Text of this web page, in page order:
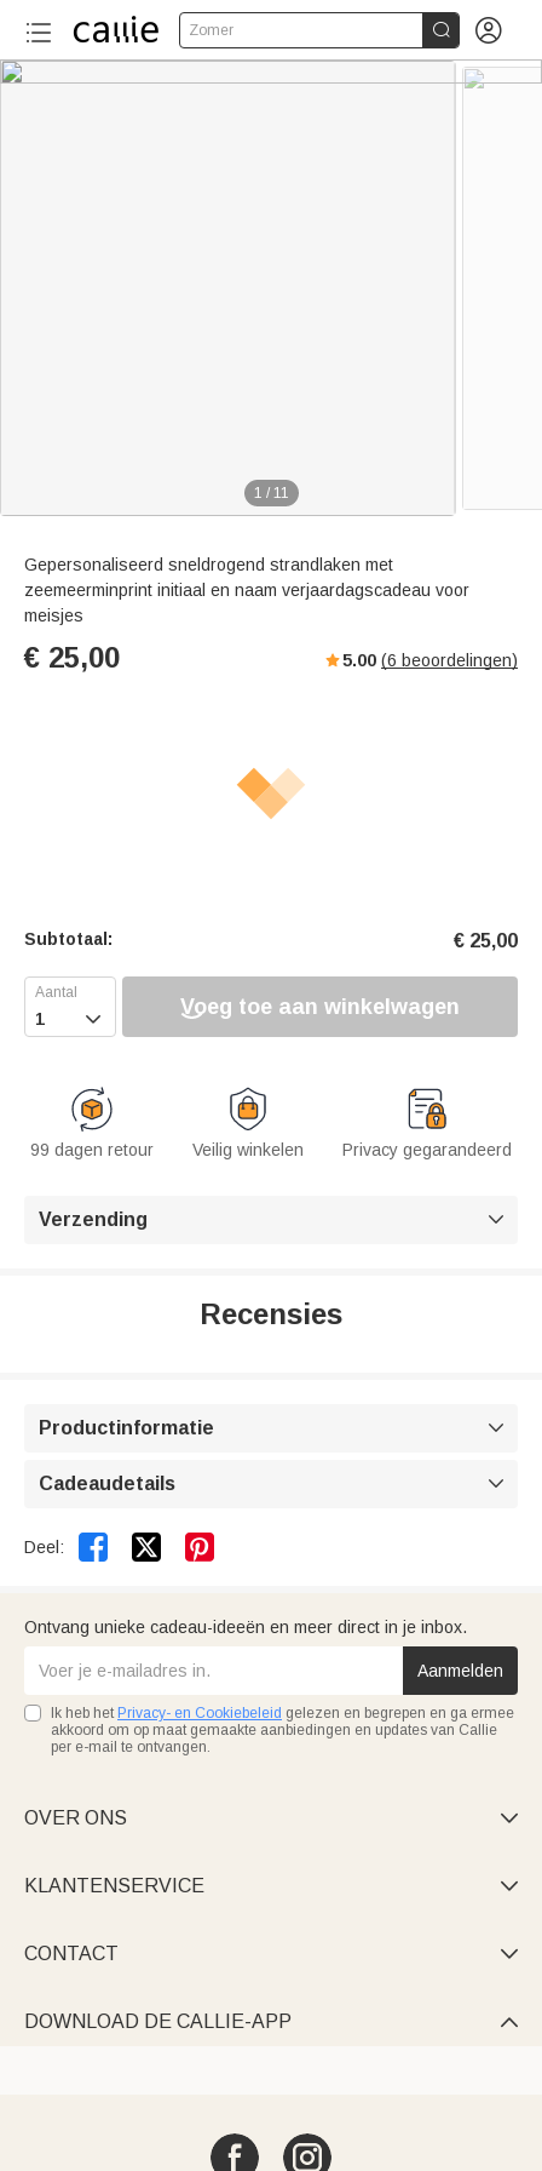
Zomer  
1 / 11
Gepersonaliseerd sneldrogend strandlaken met
zeemeerminprint initiaal en naam verjaardagscadeau voor
meisjes
€ 25,00 5.00 (6 beoordelingen)
Subtotaal: € 25,00
 Voeg toe aan winkelwagen
99 dagen retour Veilig winkelen Privacy gegarandeerd
Verzending 
Recensies
Productinformatie 
Cadeaudetails 
Deel:  
Ontvang unieke cadeau-ideeën en meer direct in je inbox.
Aanmelden
Ik heb het Privacy- en Cookiebeleid gelezen en begrepen en ga ermee
akkoord om op maat gemaakte aanbiedingen en updates van Callie
per e-mail te ontvangen.
OVER ONS 
KLANTENSERVICE 
CONTACT 
DOWNLOAD DE CALLIE-APP 